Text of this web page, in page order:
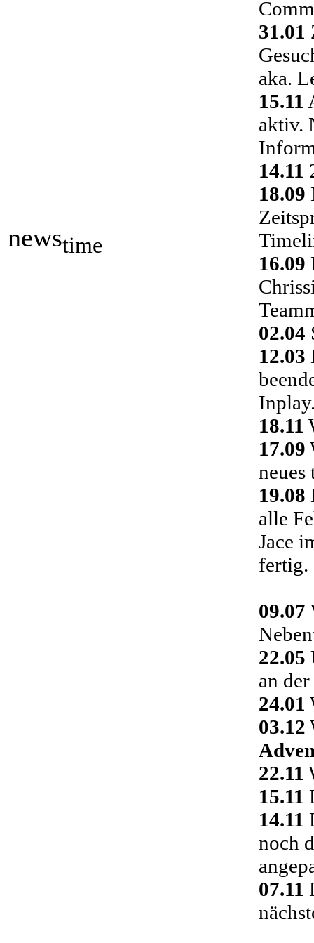
newstime
31.01
aka.
15.11
aktiv.
14.11
18.09
16.09
02.04
12.03
18.11
17.09
19.08
alle
Jace
fertig.
09.07
22.05
an
24.01
03.12
22.11
15.11
14.11
noch
07.11